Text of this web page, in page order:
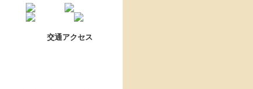
交通アクセス